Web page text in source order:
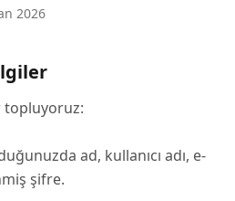
2026
topluyoruz:
ad, kullanıcı adı, e-
şifre.